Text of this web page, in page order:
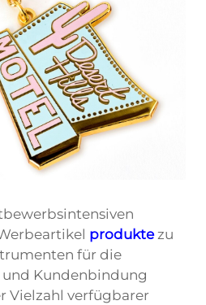
produktezu
für die
Kundenbindung
Vielzahl verfügbarer